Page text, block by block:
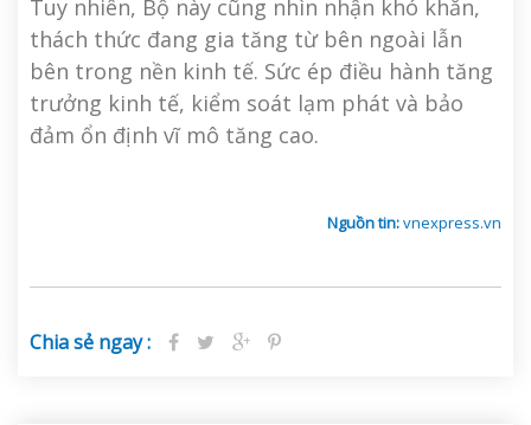
Tuy nhiên, Bộ này cũng nhìn nhận khó khăn,
thách thức đang gia tăng từ bên ngoài lẫn
bên trong nền kinh tế. Sức ép điều hành tăng
trưởng kinh tế, kiểm soát lạm phát và bảo
đảm ổn định vĩ mô tăng cao.
Nguồn tin:vnexpress.vn
Chia sẻ ngay :